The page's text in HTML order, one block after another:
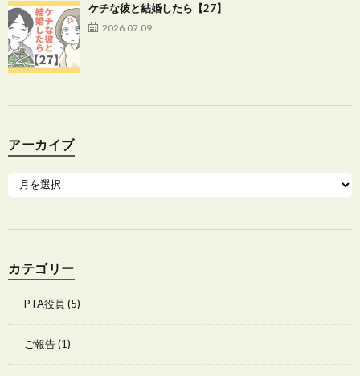
ケチな彼と結婚したら【27】
2026.07.09
アーカイブ
カテゴリー
PTA役員 (5)
ご報告(1)